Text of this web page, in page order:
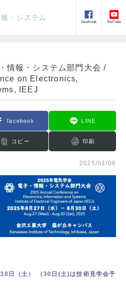
・システム
facebook YouTube
情報・システム部門大会 /
on Electronics,
IEEJ
facebook LINE
コピー 印刷
2025/01/06
日（土） （30日(土)は技術見学会予